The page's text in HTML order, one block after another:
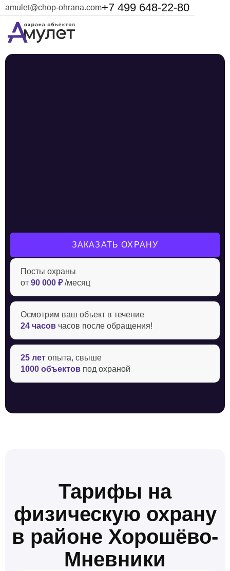
amulet@chop-ohrana.com+7 499 648-22-80
ЗАКАЗАТЬ ОХРАНУ
Посты охраны
от 90 000 ₽/месяц
Осмотрим ваш объект в течение ‍
24 часов часов после обращения!
25 лет опыта, свыше
1000 объектов под охраной
Тарифы на
физическую охрану
в районе Хорошёво-
Мневники